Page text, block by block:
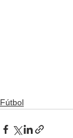
Fútbol